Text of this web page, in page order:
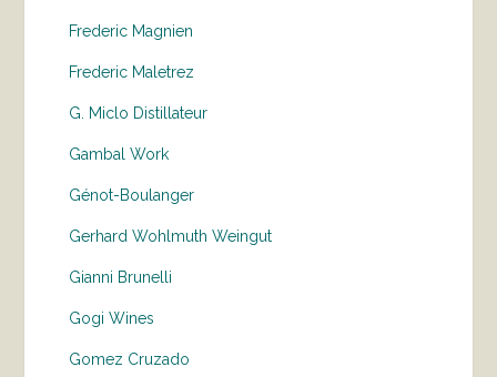
Frederic Magnien
Frederic Maletrez
G. Miclo Distillateur
Gambal Work
Génot-Boulanger
Gerhard Wohlmuth Weingut
Gianni Brunelli
Gogi Wines
Gomez Cruzado